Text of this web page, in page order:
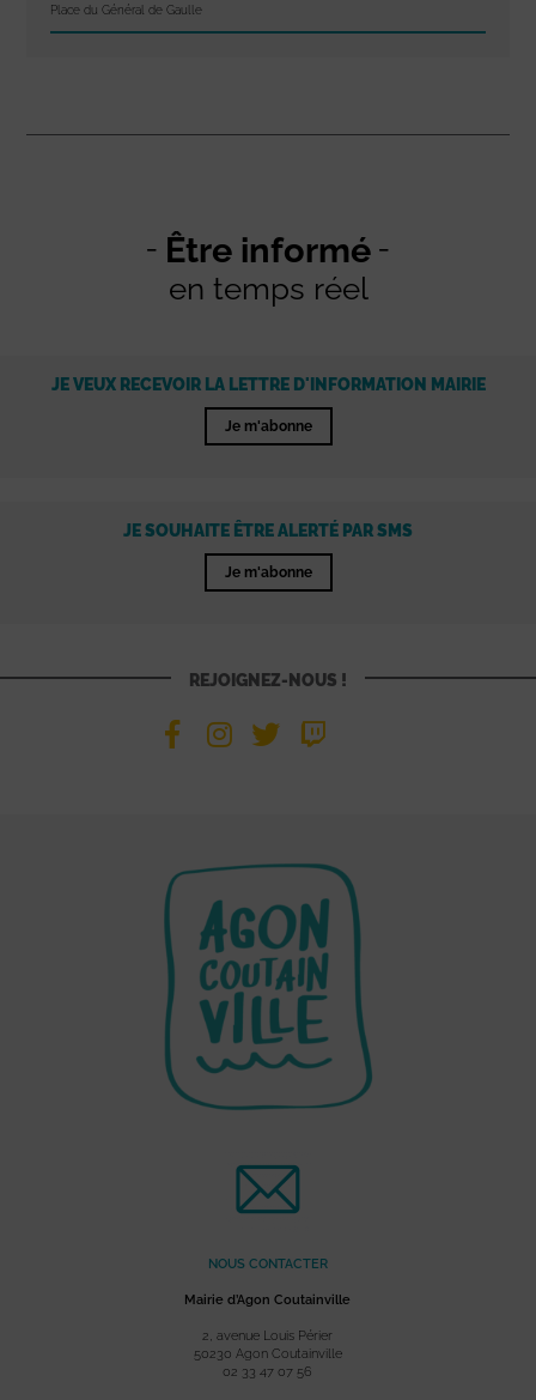
Place du Général de Gaulle
Être informé
en temps réel
JE VEUX RECEVOIR LA LETTRE D'INFORMATION MAIRIE
Je m'abonne
JE SOUHAITE ÊTRE ALERTÉ PAR SMS
Je m'abonne
REJOIGNEZ-NOUS !
NOUS CONTACTER
Mairie d’Agon Coutainville
2, avenue Louis Périer
50230 Agon Coutainville
02 33 47 07 56